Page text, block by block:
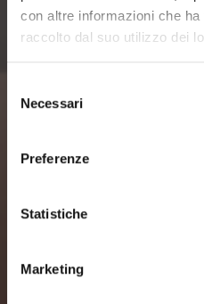
con altre informazioni che
raccolto dal suo utilizzo dei
delNecessari
Preferenze
Statistiche
Marketing